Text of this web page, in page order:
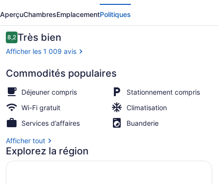
The
Carson
City
Plaza
and
Event
Center
Salle de réunion
AperçuChambresEmplacementPolitiques
Avis
8,28,2 sur 10 –
Très bien
Afficher les 1 009 avis
Commodités populaires
Déjeuner compris
Stationnement compris
Wi-Fi gratuit
Climatisation
Services d’affaires
Buanderie
Afficher tout
Explorez la région